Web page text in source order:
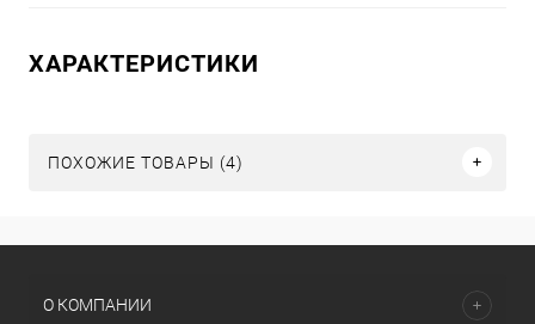
ХАРАКТЕРИСТИКИ
ПОХОЖИЕ ТОВАРЫ (4)
О КОМПАНИИ